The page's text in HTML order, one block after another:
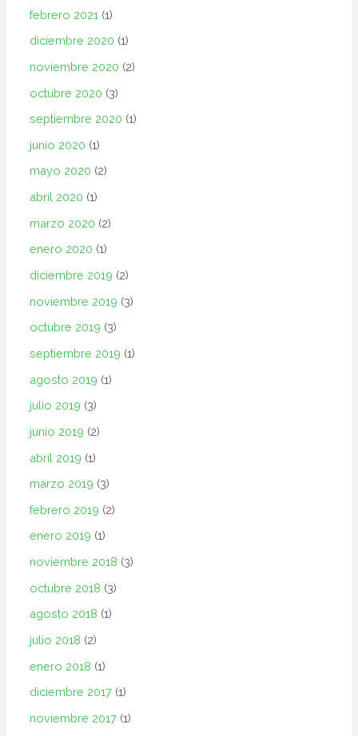
febrero 2021 (1)
diciembre 2020 (1)
noviembre 2020 (2)
octubre 2020 (3)
septiembre 2020 (1)
junio 2020 (1)
mayo 2020 (2)
abril 2020 (1)
marzo 2020 (2)
enero 2020 (1)
diciembre 2019 (2)
noviembre 2019 (3)
octubre 2019 (3)
septiembre 2019 (1)
agosto 2019 (1)
julio 2019 (3)
junio 2019 (2)
abril 2019 (1)
marzo 2019 (3)
febrero 2019 (2)
enero 2019 (1)
noviembre 2018 (3)
octubre 2018 (3)
agosto 2018 (1)
julio 2018 (2)
enero 2018 (1)
diciembre 2017 (1)
noviembre 2017 (1)